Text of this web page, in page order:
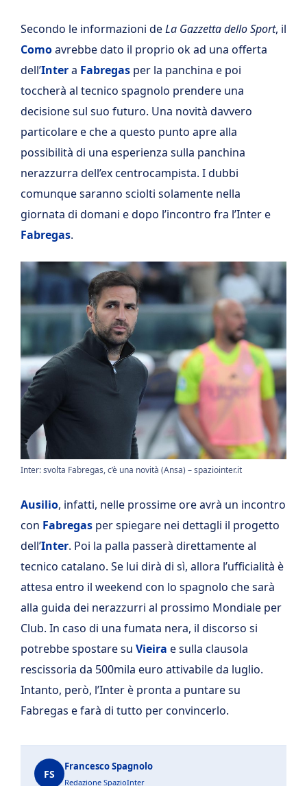
Secondo le informazioni deLa Gazzetta dello Sport, il
Comoavrebbe dato il proprio ok ad una offerta
dell’Intera Fabregas per la panchina e poi
toccherà al tecnico spagnolo prendere una
decisione sul suo futuro. Una novità davvero
particolare e che a questo punto apre alla
possibilità di una esperienza sulla panchina
nerazzurra dell’ex centrocampista. I dubbi
comunque saranno sciolti solamente nella
giornata di domani e dopo l’incontro fra l’Inter e
Fabregas.
Inter: svolta Fabregas, c’è una novità (Ansa) – spaziointer.it
Ausilio, infatti, nelle prossime ore avrà un incontro
con Fabregas per spiegare nei dettagli il progetto
dell’Inter. Poi la palla passerà direttamente al
tecnico catalano. Se lui dirà di sì, allora l’ufficialità è
attesa entro il weekend con lo spagnolo che sarà
alla guida dei nerazzurri al prossimo Mondiale per
Club. In caso di una fumata nera, il discorso si
potrebbe spostare su Vieira e sulla clausola
rescissoria da 500mila euro attivabile da luglio.
Intanto, però, l’Inter è pronta a puntare su
Fabregas e farà di tutto per convincerlo.
FS
Francesco Spagnolo
Redazione SpazioInter